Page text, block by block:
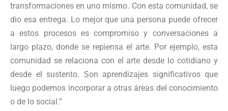
transformaciones en uno mismo. Con esta comunidad, se
dio esa entrega. Lo mejor que una persona puede ofrecer
a estos procesos es compromiso y conversaciones a
largo plazo, donde se repiensa el arte. Por ejemplo, esta
comunidad se relaciona con el arte desde lo cotidiano y
desde el sustento. Son aprendizajes significativos que
luego podemos incorporar a otras áreas del conocimiento
o de lo social.”